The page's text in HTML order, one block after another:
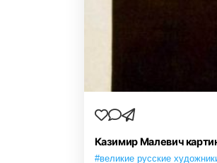
Казимир Малевич
#великие русские